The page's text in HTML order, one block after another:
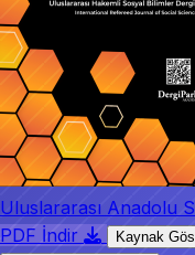
Uluslararası Anadolu
PDF İndir
Kaynak